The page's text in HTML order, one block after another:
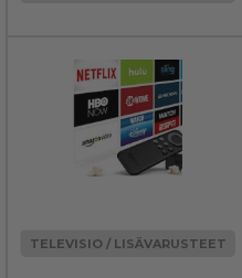
TELEVISIO / LISÄVARUSTEET